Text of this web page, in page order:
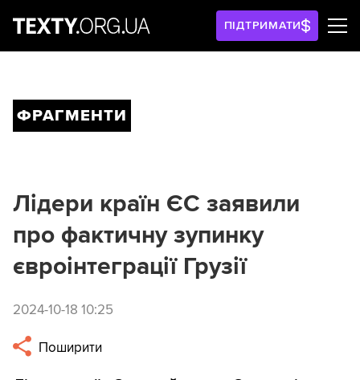
ПІДТРИМАТИ
ФРАГМЕНТИ
Лідери країн ЄС заявили
про фактичну зупинку
євроінтеграції Грузії
2024-10-18 10:25
Поширити